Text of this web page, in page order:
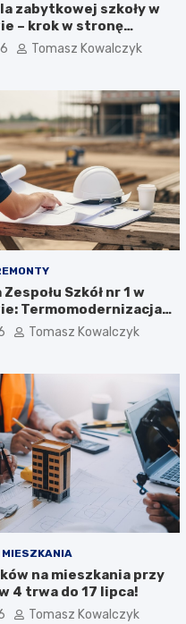
zabytkowej szkoły w
– krok w stronę
Tomasz Kowalczyk
Szkół nr 1 w
Termomodernizacja
Tomasz Kowalczyk
MIESZKANIA
na mieszkania przy
4 trwa do 17 lipca!
Tomasz Kowalczyk